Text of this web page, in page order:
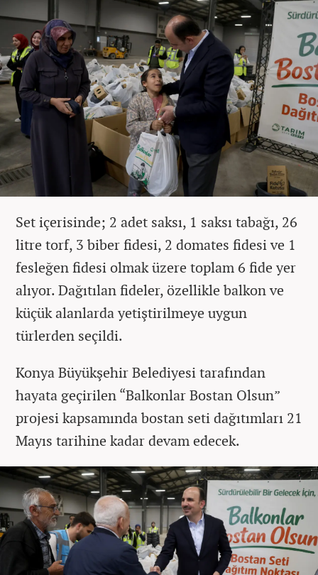
Set içerisinde; 2 adet saksı, 1 saksı tabağı, 26
litre torf, 3 biber fidesi, 2 domates fidesi ve 1
fesleğen fidesi olmak üzere toplam 6 fide yer
alıyor. Dağıtılan fideler, özellikle balkon ve
küçük alanlarda yetiştirilmeye uygun
türlerden seçildi.
Konya Büyükşehir Belediyesi tarafından
hayata geçirilen “Balkonlar Bostan Olsun”
projesi kapsamında bostan seti dağıtımları 21
Mayıs tarihine kadar devam edecek.